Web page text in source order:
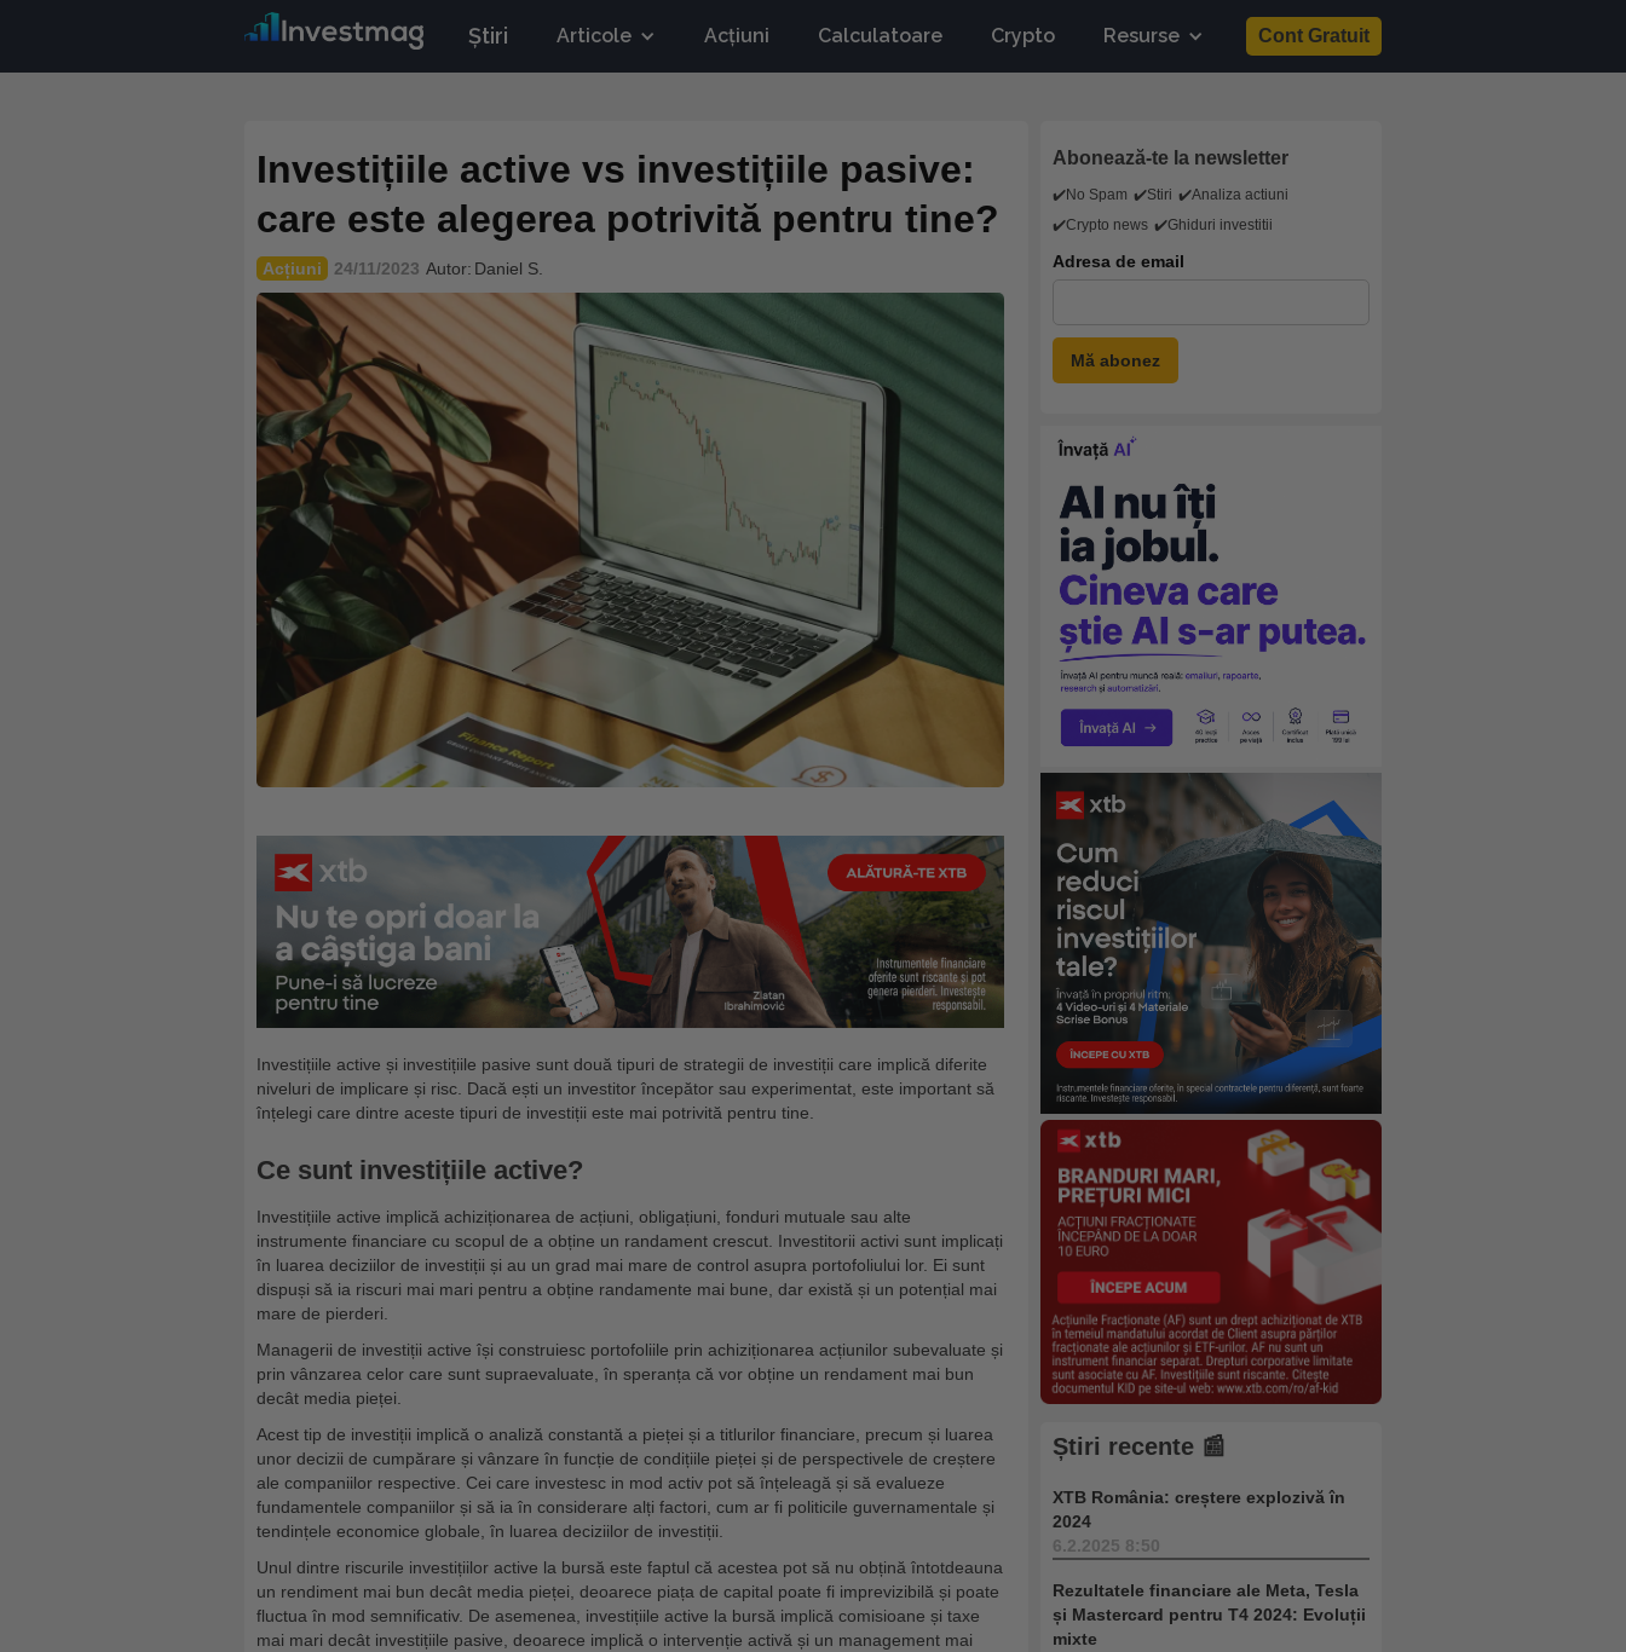
Știri Articole Acțiuni Calculatoare Crypto Resurse Cont Gratuit
Investițiile active vs investițiile pasive:
care este alegerea potrivită pentru tine?
Acțiuni 24/11/2023 Autor: Daniel S.
Investițiile active și investițiile pasive sunt două tipuri de strategii de investiții care implică diferite
niveluri de implicare și risc. Dacă ești un investitor începător sau experimentat, este important să
înțelegi care dintre aceste tipuri de investiții este mai potrivită pentru tine.
Ce sunt investițiile active?
Investițiile active implică achiziționarea de acțiuni, obligațiuni, fonduri mutuale sau alte
instrumente financiare cu scopul de a obține un randament crescut. Investitorii activi sunt implicați
în luarea deciziilor de investiții și au un grad mai mare de control asupra portofoliului lor. Ei sunt
dispuși să ia riscuri mai mari pentru a obține randamente mai bune, dar există și un potențial mai
mare de pierderi.
Managerii de investiții active își construiesc portofoliile prin achiziționarea acțiunilor subevaluate și
prin vânzarea celor care sunt supraevaluate, în speranța că vor obține un rendament mai bun
decât media pieței.
Acest tip de investiții implică o analiză constantă a pieței și a titlurilor financiare, precum și luarea
unor decizii de cumpărare și vânzare în funcție de condițiile pieței și de perspectivele de creștere
ale companiilor respective. Cei care investesc in mod activ pot să înțeleagă și să evalueze
fundamentele companiilor și să ia în considerare alți factori, cum ar fi politicile guvernamentale și
tendințele economice globale, în luarea deciziilor de investiții.
Unul dintre riscurile investițiilor active la bursă este faptul că acestea pot să nu obțină întotdeauna
un rendiment mai bun decât media pieței, deoarece piața de capital poate fi imprevizibilă și poate
fluctua în mod semnificativ. De asemenea, investițiile active la bursă implică comisioane și taxe
mai mari decât investițiile pasive, deoarece implică o intervenție activă și un management mai
Abonează-te la newsletter
✔️No Spam ✔️Stiri ✔️Analiza actiuni
✔️Crypto news ✔️Ghiduri investitii
Adresa de email
Știri recente 📰
XTB România: creștere explozivă în
2024
6.2.2025 8:50
Rezultatele financiare ale Meta, Tesla
și Mastercard pentru T4 2024: Evoluții
mixte